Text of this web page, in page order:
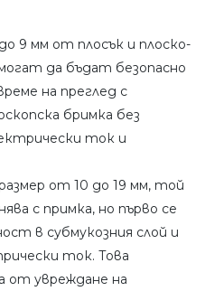
9 мм от плосък и плоско-
да бъдат безопасно
на преглед с
бримка без
ток и
от 10 до 19 мм, той
с примка, но първо се
в субмукозния слой и
ток. Това
от увреждане на